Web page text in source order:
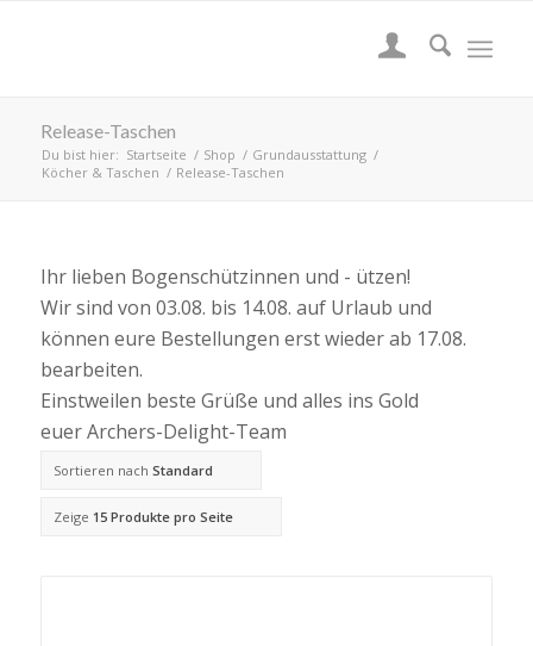
Release-Taschen
Du bist hier: Startseite / Shop / Grundausstattung /
Köcher & Taschen / Release-Taschen
Ihr lieben Bogenschützinnen und - ützen!
Wir sind von 03.08. bis 14.08. auf Urlaub und
können eure Bestellungen erst wieder ab 17.08.
bearbeiten.
Einstweilen beste Grüße und alles ins Gold
euer Archers-Delight-Team
Sortieren nach Standard
Zeige 15 Produkte pro Seite